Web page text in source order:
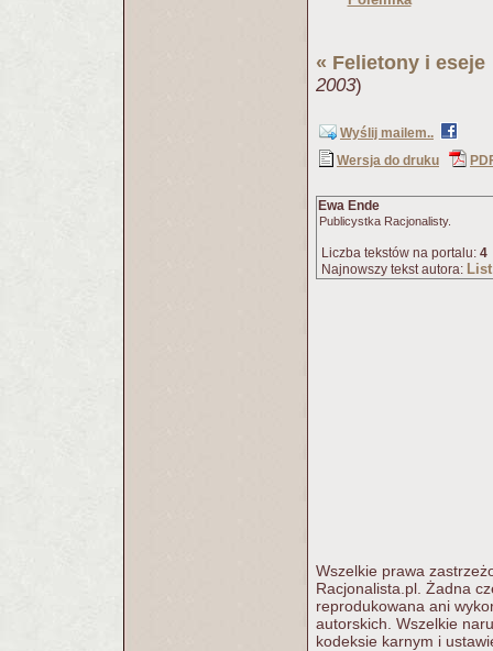
« Felietony i eseje
2003)
Wyślij mailem..
Wersja do druku
Ewa Ende
Publicystka Racjonalisty.
Liczba tekstów na portalu: 4
Najnowszy tekst autora:
Wszelkie prawa
Racjonalista.pl. Żadna
reprodukowana ani
autorskich. Wszelkie
kodeksie karnym i